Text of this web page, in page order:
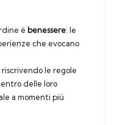
è benessere: le
che evocano
le regole
delle loro
a momenti più